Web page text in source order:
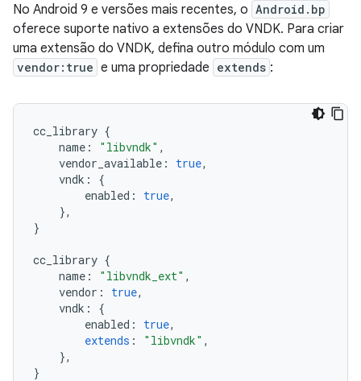
No Android 9 e versões mais recentes, o Android.bp
oferece suporte nativo a extensões do VNDK. Para criar
uma extensão do VNDK, defina outro módulo com um
vendor:true e uma propriedade extends :
cc_library {
name : "libvndk" ,
vendor_available : true,
vndk :
{
enabled : true,
},
}
cc_library {
name : "libvndk_ext" ,
vendor : true,
vndk :
{
enabled : true,
extends : "libvndk" ,
},
}